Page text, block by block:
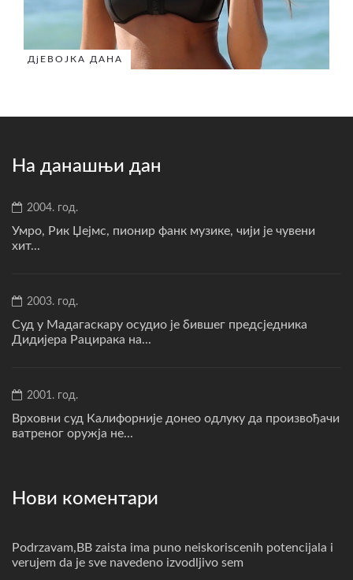
ДјЕВОЈКА ДАНА
На данашњи дан
2004. год.
Умро, Рик Џејмс, пионир фанк музике, чији је чувени
хит...
2003. год.
Суд у Мадагаскару осудио је бившег предсједника
Дидијера Рацирака на...
2001. год.
Врховни суд Калифорније донео одлуку да произвођачи
ватреног оружја не...
Нови коментари
Podrzavam,BB zaista ima puno neiskoriscenih potencijala i
verujem da je sve navedeno izvodljivo sem